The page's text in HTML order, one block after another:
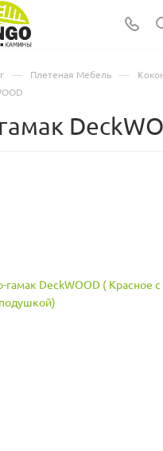
— Плетеная Мебель —